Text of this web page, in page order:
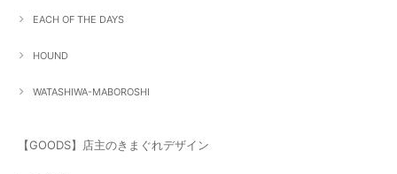
EACH OF THE DAYS
HOUND
WATASHIWA-MABOROSHI
【GOODS】店主のきまぐれデザイン